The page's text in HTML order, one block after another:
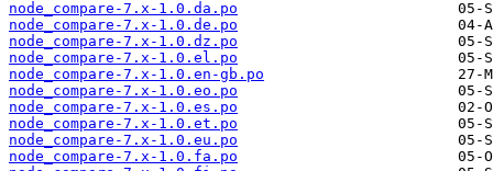
node_compare-7.x-1.0.da.po
node_compare-7.x-1.0.de.po
node_compare-7.x-1.0.dz.po
node_compare-7.x-1.0.el.po
node_compare-7.x-1.0.en-gb.po
node_compare-7.x-1.0.eo.po
node_compare-7.x-1.0.es.po
node_compare-7.x-1.0.et.po
node_compare-7.x-1.0.eu.po
node_compare-7.x-1.0.fa.po